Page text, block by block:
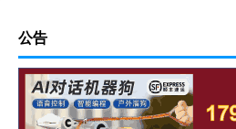
公告